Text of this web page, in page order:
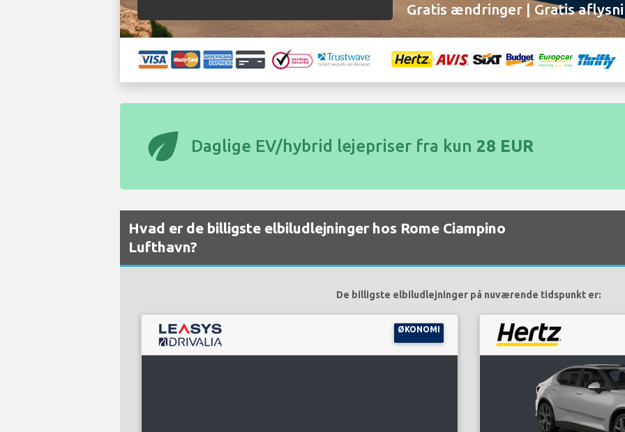
Gratis ændringer | Gratis
eco Daglige EV/hybrid lejepriser fra kun 28 EUR
Hvad er de billigste elbiludlejninger hos Rome Ciampino
Lufthavn?
De billigste elbiludlejninger på nuværende tidspunkt er:
ØKONOMI